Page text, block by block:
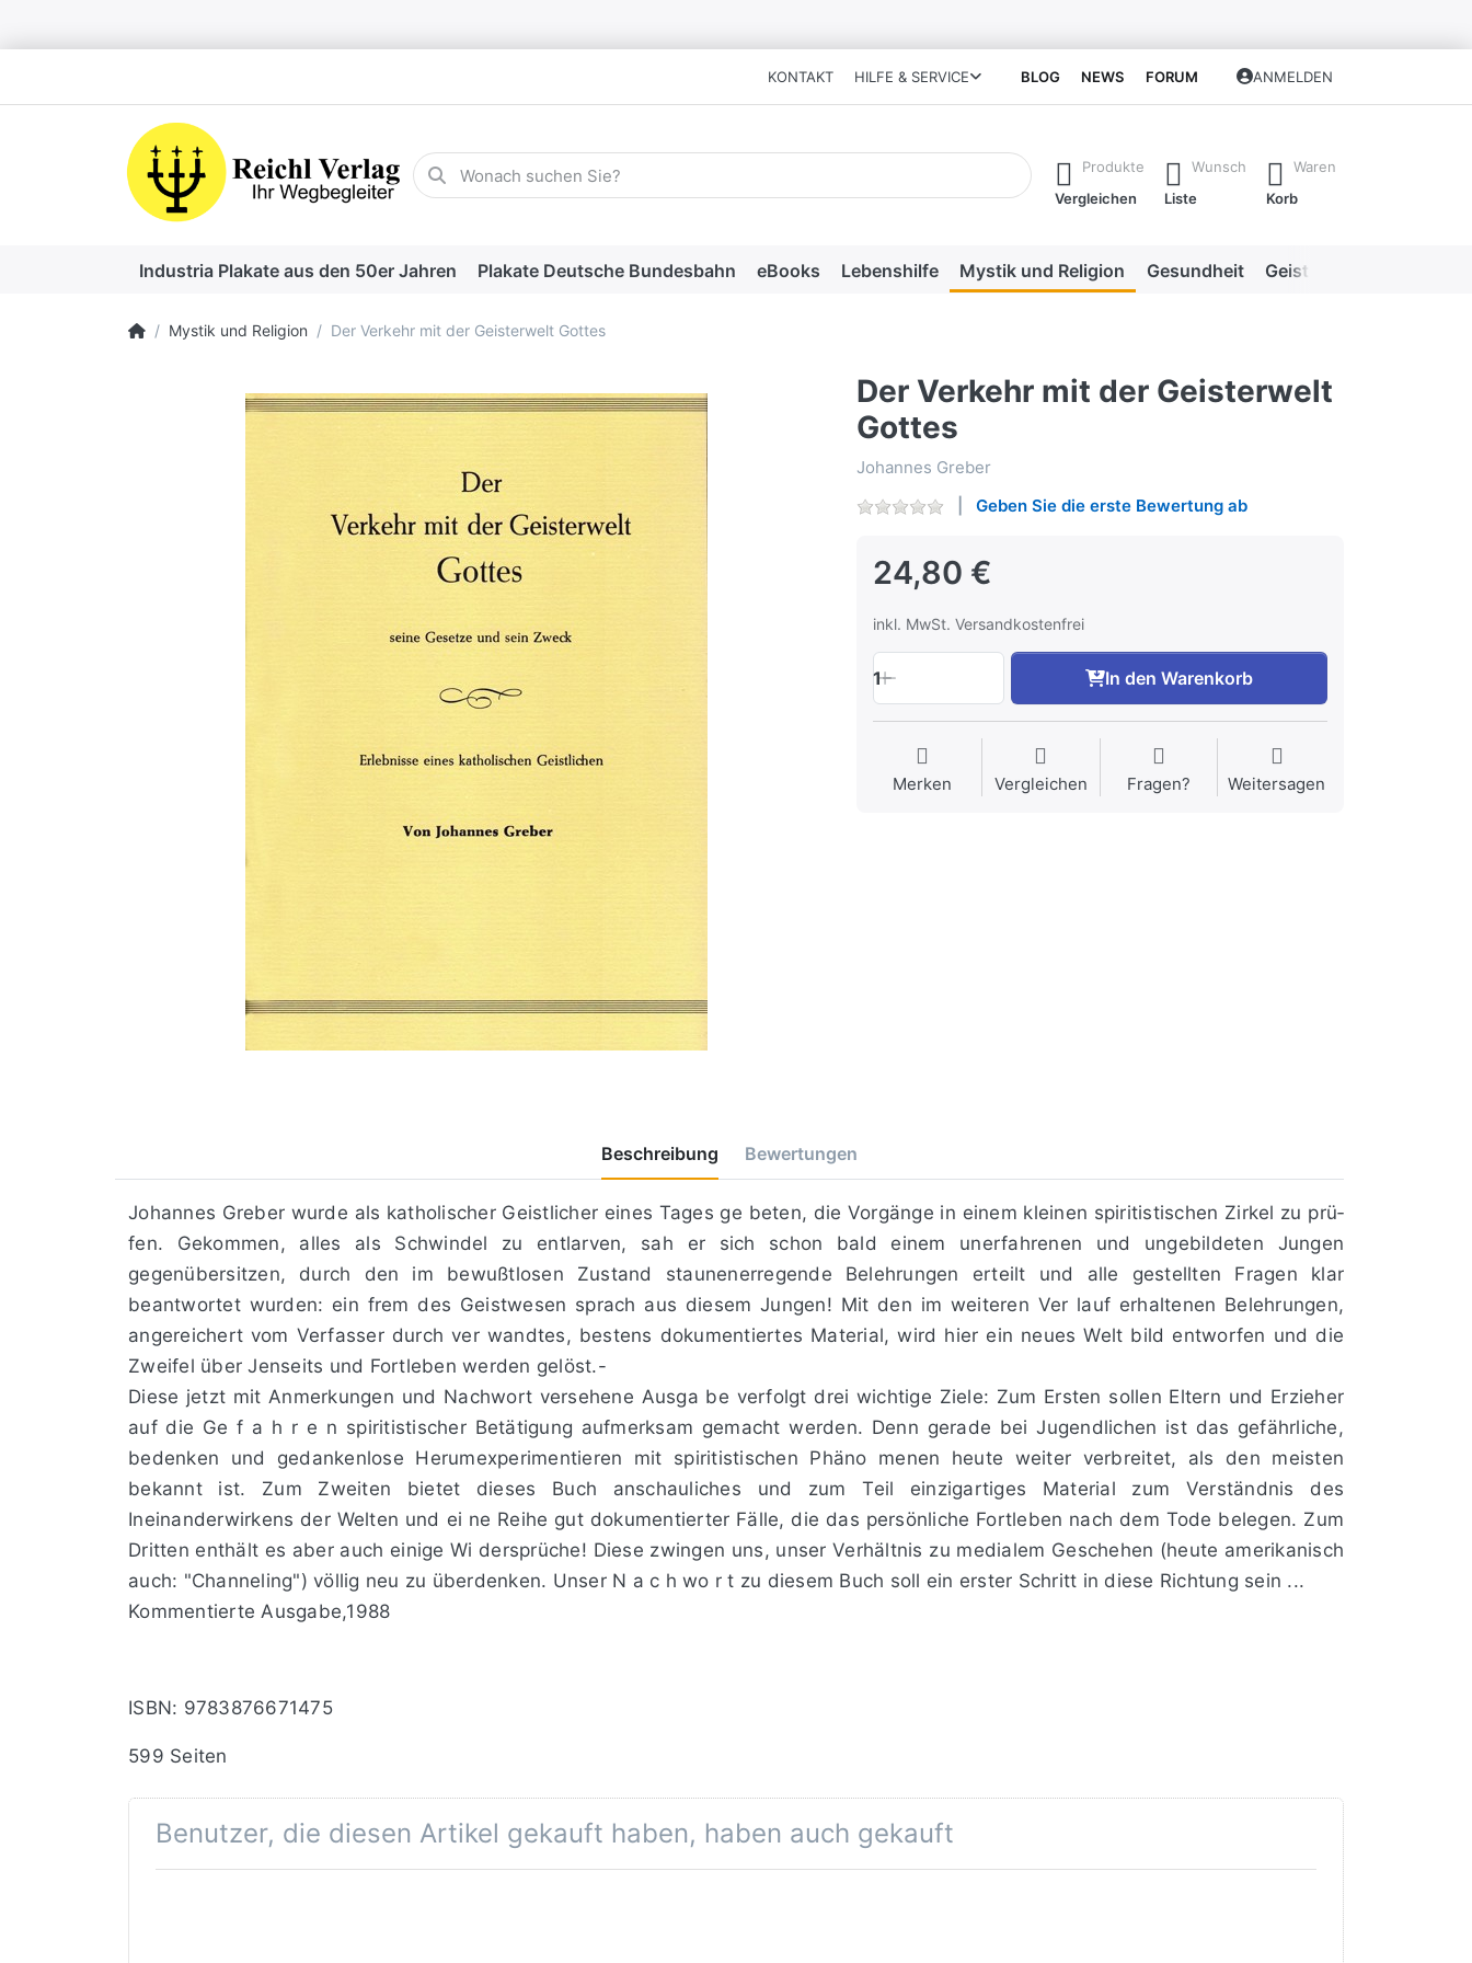
KONTAKT HILFE & SERVICE BLOG NEWS FORUM ANMELDEN
Geben Sie einen Suchbegriff ein. Während Sie tippen, erscheinen automatisch erste Ergebnisse. Drücken Sie die Eingabetaste, um alle
Produkte
Vergleichen
Wunsch
Liste
Waren
Korb
Industria Plakate aus den 50er Jahren Plakate Deutsche Bundesbahn eBooks Lebenshilfe Mystik und Religion Gesundheit Geistige Heilweisen
Startseite
Mystik und Religion Der Verkehr mit der Geisterwelt Gottes
Der Verkehr mit der Geisterwelt
Gottes
Johannes Greber
Geben Sie die erste Bewertung ab
24,80 €
inkl. MwSt. Versandkostenfrei
1 In den Warenkorb
Merken Vergleichen Fragen? Weitersagen
Beschreibung Bewertungen
Johannes Greber wurde als katholischer Geistlicher eines Tages ge­ beten, die Vorgänge in einem kleinen spiritistischen Zirkel zu prü­
fen. Gekommen, alles als Schwindel zu entlarven, sah er sich schon bald einem unerfahrenen und ungebildeten Jungen
gegenübersitzen, durch den im bewußtlosen Zustand staunenerregende Belehrungen erteilt und alle gestellten Fragen klar
beantwortet wurden: ein frem­ des Geistwesen sprach aus diesem Jungen! Mit den im weiteren Ver­ lauf erhaltenen Belehrungen,
angereichert vom Verfasser durch ver­ wandtes, bestens dokumentiertes Material, wird hier ein neues Welt­ bild entworfen und die
Zweifel über Jenseits und Fortleben werden gelöst.-
Diese jetzt mit Anmerkungen und Nachwort versehene Ausga­ be verfolgt drei wichtige Ziele: Zum Ersten sollen Eltern und Erzieher
auf die Ge f a h r e n spiritistischer Betätigung aufmerksam gemacht werden. Denn gerade bei Jugendlichen ist das gefährliche,
bedenken­ und gedankenlose Herumexperimentieren mit spiritistischen Phäno­ menen heute weiter verbreitet, als den meisten
bekannt ist. Zum Zweiten bietet dieses Buch anschauliches und zum Teil einzigartiges Material zum Verständnis des
Ineinanderwirkens der Welten und ei­ ne Reihe gut dokumentierter Fälle, die das persönliche Fortleben nach dem Tode belegen. Zum
Dritten enthält es aber auch einige Wi­ dersprüche! Diese zwingen uns, unser Verhältnis zu medialem Ge­schehen (heute amerikanisch
auch: "Channeling") völlig neu zu überdenken. Unser N a c h wo r t zu diesem Buch soll ein erster Schritt in diese Richtung sein ...
Kommentierte Ausgabe,1988
ISBN: 9783876671475
599 Seiten
Benutzer, die diesen Artikel gekauft haben, haben auch gekauft